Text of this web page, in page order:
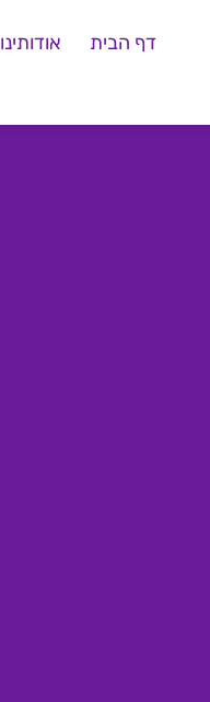
דף הבית אודותינו